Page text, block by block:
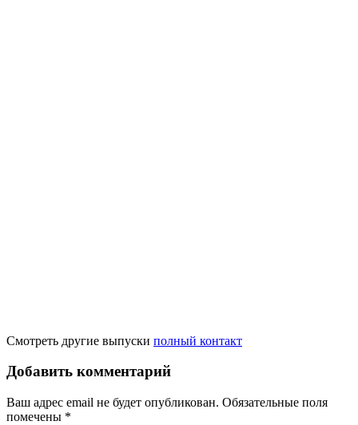
Смотреть другие выпуски полный контакт
Добавить комментарий
Ваш адрес email не будет опубликован. Обязательные поля
помечены *